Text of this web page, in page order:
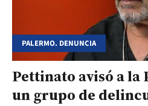
PALERMO. DENUNCIA
Pettinato avisó a la
un grupo de